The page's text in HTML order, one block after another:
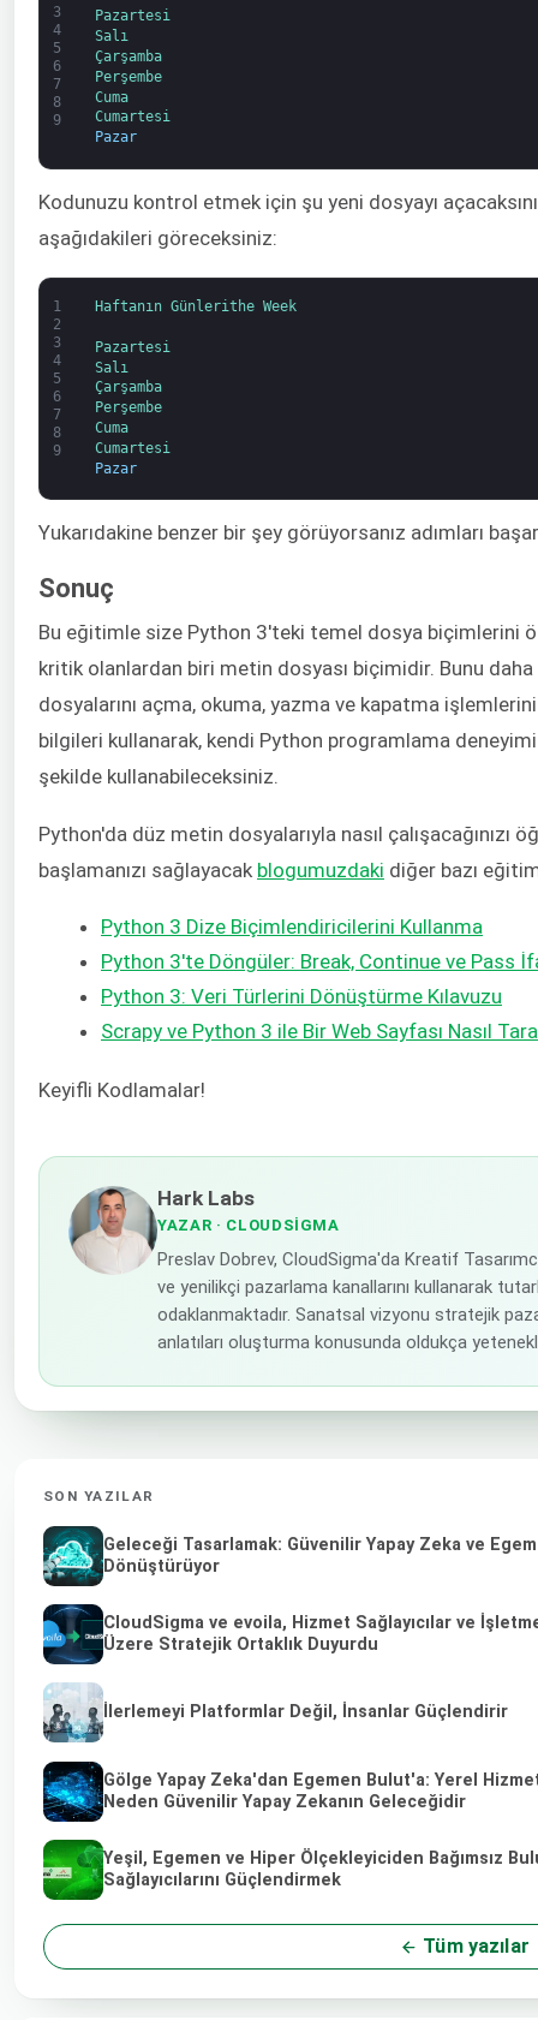
3
4
5
6
7
8
9
Pazartesi
Salı
Çarşamba
Perşembe
Cuma
Cumartesi
Pazar
Kodunuzu kontrol etmek için şu yeni dosyayı
aşağıdakileri göreceksiniz:
1
2
3
4
5
6
7
8
9
Haftanın Günlerithe Week
Pazartesi
Salı
Çarşamba
Perşembe
Cuma
Cumartesi
Pazar
Yukarıdakine benzer bir şey görüyorsanız adımları
Sonuç
Bu eğitimle size Python 3'teki temel dosya biçimlerini
kritik olanlardan biri metin dosyası biçimidir. Bunu daha
dosyalarını açma, okuma, yazma ve kapatma
bilgileri kullanarak, kendi Python programlama
şekilde kullanabileceksiniz.
Python'da düz metin dosyalarıyla nasıl çalışacağınızı
başlamanızı sağlayacak blogumuzdaki diğer bazı
Python 3 Dize Biçimlendiricilerini Kullanma
Python 3'te Döngüler: Break, Continue ve Pass
Python 3: Veri Türlerini Dönüştürme Kılavuzu
Scrapy ve Python 3 ile Bir Web Sayfası Nasıl
Keyifli Kodlamalar!
Hark Labs
YAZAR · CLOUDSIGMA
Preslav Dobrev, CloudSigma'da Kreatif
ve yenilikçi pazarlama kanallarını kullanarak
odaklanmaktadır. Sanatsal vizyonu stratejik
anlatıları oluşturma konusunda oldukça
SON YAZILAR
Geleceği Tasarlamak: Güvenilir Yapay Zeka ve
Dönüştürüyor
CloudSigma ve evoila, Hizmet Sağlayıcılar ve
Üzere Stratejik Ortaklık Duyurdu
İlerlemeyi Platformlar Değil, İnsanlar Güçlendirir
Gölge Yapay Zeka'dan Egemen Bulut'a: Yerel
Neden Güvenilir Yapay Zekanın Geleceğidir
Yeşil, Egemen ve Hiper Ölçekleyiciden Bağımsız
Sağlayıcılarını Güçlendirmek
Tüm yazılar